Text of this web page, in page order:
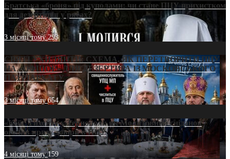
Братська «броня» під куполами: чи стане ПЦУ прихистком
для дезертирів у рясах?
3 місяці тому293
СВЯТІ УХИЛЯНТИ: СХЕМА, ЯК ПЕРЕТВОРИТИ ПЦУ
НА «ОФШОР» ДЛЯ ДЕЗЕРТИРА ІЗ МОСКОВСЬКОГО
ПАТРІАРХАТУ
3 місяці тому654
«Кейс Тихона» у Тернополі: як Молитовний сніданок
оголив кризу довіри в ПЦУ
4 місяці тому159